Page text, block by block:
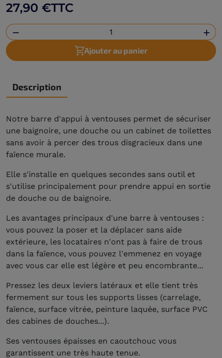
27,90 €TTC
 
Ajouter au panier
Description
Notre barre d'appui à ventouses permet de sécuriser
une baignoire, une douche ou un cabinet de toilettes
sans avoir à percer des trous disgracieux dans une
faïence murale.
Elle s'installe en quelques secondes sans outil et
s'utilise principalement pour prendre appui en sortie
de douche ou de baignoire.
Les avantages principaux d'une barre à ventouses :
vous pouvez la poser et la déplacer sans aide
extérieure, les locataires n'ont pas à faire de trous
dans la faïence, vous pouvez l'emmenez en voyage
avec vous car elle est légère et peu encombrante...
Pressez les deux leviers latéraux et elle tient très
fermement sur tous les supports lisses (carrelage,
faïence, surface vitrée, peinture laquée, surface PVC
des cabines de douches...).
Ses ventouses épaisses en caoutchouc vous
garantissent une très haute tenue.